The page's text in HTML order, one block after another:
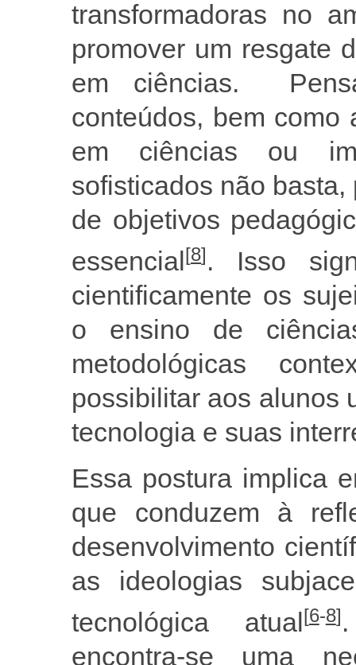
transformadoras no
promover um resgate
em ciências.
conteúdos, bem como
em ciências ou
sofisticados não
de objetivos
essencial[8]. Isso
cientificamente os
o ensino de
metodológicas
possibilitar aos alunos
tecnologia e suas
Essa postura implica
que conduzem à
desenvolvimento
as ideologias
tecnológica atual[6-8]
encontra-se uma